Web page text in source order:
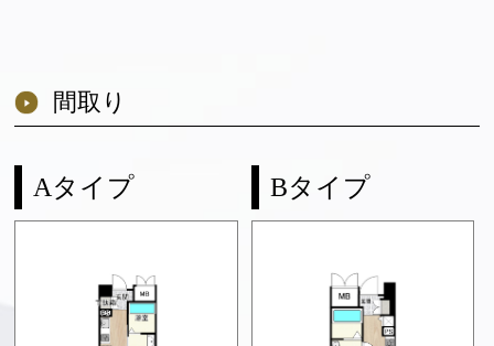
間取り
Aタイプ Bタイプ